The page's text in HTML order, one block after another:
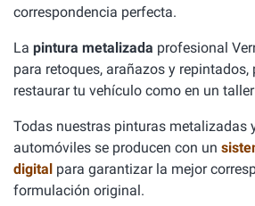
correspondencia perfecta.
La pintura metalizada profesional
para retoques, arañazos y repintados,
restaurar tu vehículo como en un
Todas nuestras pinturas metalizadas
automóviles se producen con un
digital para garantizar la mejor
formulación original.